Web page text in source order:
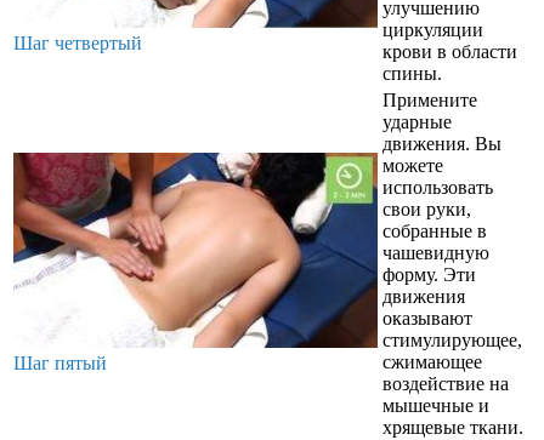
Шаг четвертый
улучшению
циркуляции
крови в области
спины.
Шаг пятый
Примените
ударные
движения. Вы
можете
использовать
свои руки,
собранные в
чашевидную
форму. Эти
движения
оказывают
стимулирующее,
сжимающее
воздействие на
мышечные и
хрящевые ткани.